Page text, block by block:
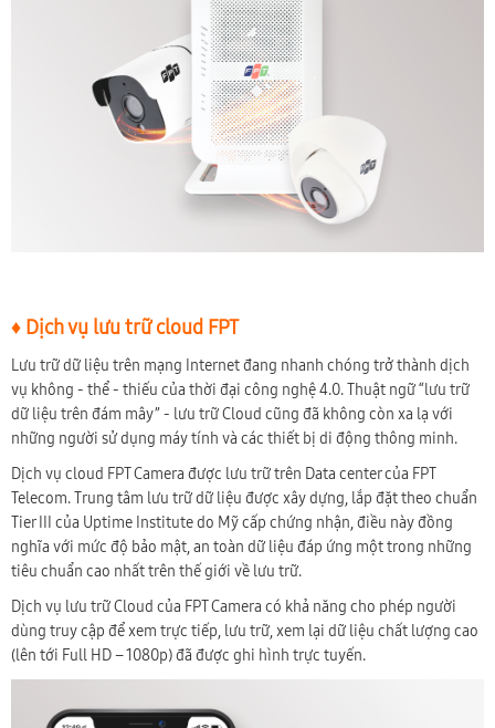
♦ Dịch vụ lưu trữ cloud FPT
Lưu trữ dữ liệu trên mạng Internet đang nhanh chóng trở thành dịch
vụ không - thể - thiếu của thời đại công nghệ 4.0. Thuật ngữ “lưu trữ
dữ liệu trên đám mây” - lưu trữ Cloud cũng đã không còn xa lạ với
những người sử dụng máy tính và các thiết bị di động thông minh.
Dịch vụ cloud FPT Camera được lưu trữ trên Data center của FPT
Telecom. Trung tâm lưu trữ dữ liệu được xây dựng, lắp đặt theo chuẩn
Tier III của Uptime Institute do Mỹ cấp chứng nhận, điều này đồng
nghĩa với mức độ bảo mật, an toàn dữ liệu đáp ứng một trong những
tiêu chuẩn cao nhất trên thế giới về lưu trữ.
Dịch vụ lưu trữ Cloud của FPT Camera có khả năng cho phép người
dùng truy cập để xem trực tiếp, lưu trữ, xem lại dữ liệu chất lượng cao
(lên tới Full HD – 1080p) đã được ghi hình trực tuyến.